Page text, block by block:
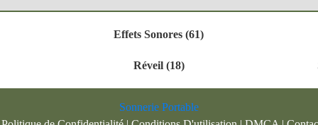
Effets Sonores (61)
Réveil (18)
Sonnerie Portable